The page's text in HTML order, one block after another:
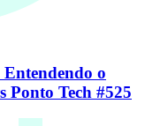
o
Ponto Tech #525